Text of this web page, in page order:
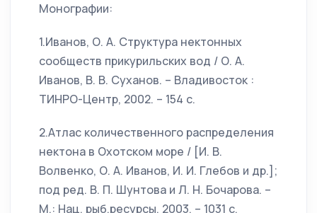
Монографии:
1.Иванов, О. А. Структура нектонных
сообществ прикурильских вод / О. А.
Иванов, В. В. Суханов. – Владивосток :
ТИНРО-Центр, 2002. – 154 с.
2.Атлас количественного распределения
нектона в Охотском море / [И. В.
Волвенко, О. А. Иванов, И. И. Глебов и др.];
под ред. В. П. Шунтова и Л. Н. Бочарова. –
М.: Нац. рыб.ресурсы, 2003. – 1031 с.